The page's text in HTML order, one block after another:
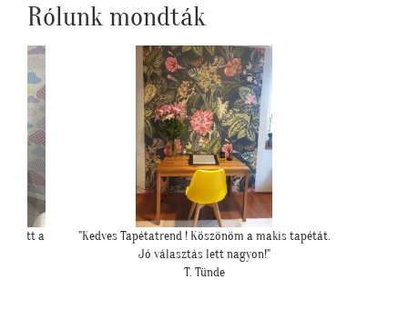
Rólunk mondták
tapétát.
"Meseszép lett a tapéta! Köszönöm a sok
segítséget"
T. Mariann